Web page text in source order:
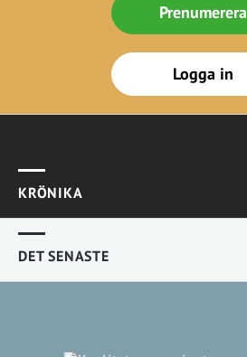
Prenumerera
Logga in
KRÖNIKA
DET SENASTE